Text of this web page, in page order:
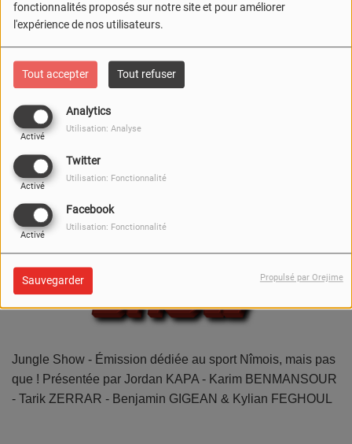
fonctionnalités proposés sur notre site et pour améliorer
l'expérience de nos utilisateurs.
Tout accepter Tout refuser
Analytics
Activé
Utilisation: Analyse
Twitter
Activé
Utilisation: Fonctionnalité
Facebook
Activé
Utilisation: Fonctionnalité
Sauvegarder Propulsé par Orejime
Jungle Show - Émission dédiée au sport Nîmois, mais pas
que ! Présentée par Jordan KAPA - Karim BENMANSOUR
- Tarik ZERRAR - Benjamin GIGEAN & Kylian FEGHOUL